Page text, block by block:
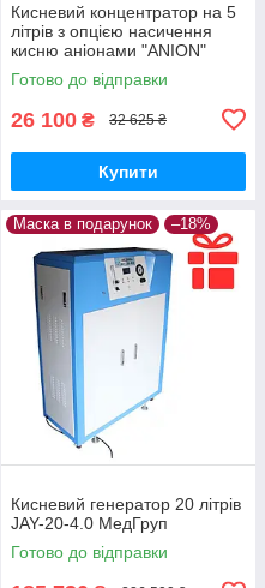
Кисневий концентратор на 5
літрів з опцією насичення
кисню аніонами "ANION"
Y007C-5W
Готово до відправки
26 100 ₴ 32 625 ₴
Купити
Маска в подарунок –18%
Кисневий генератор 20 літрів
JAY-20-4.0 МедГруп
Готово до відправки